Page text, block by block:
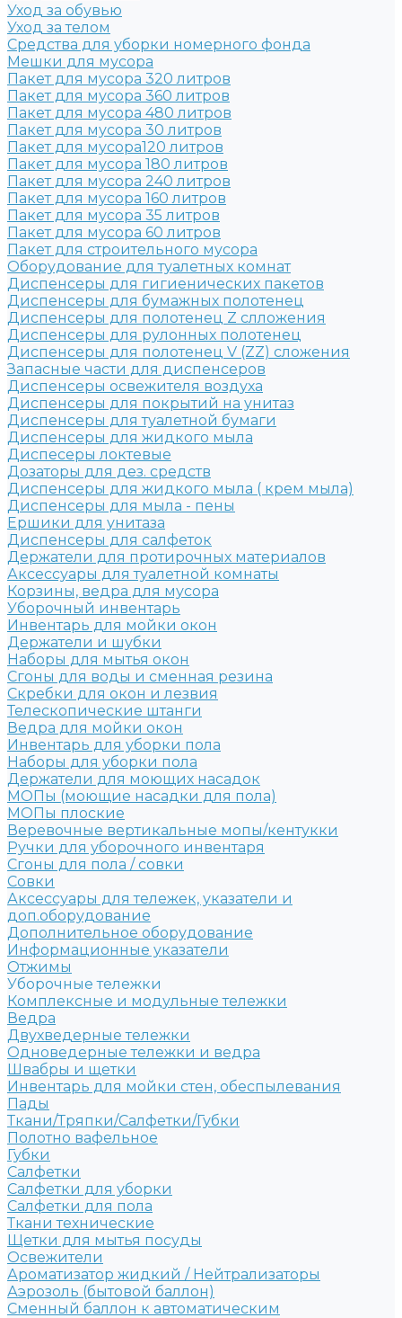
Уход за обувью
Уход за телом
Средства для уборки номерного фонда
Мешки для мусора
Пакет для мусора 320 литров
Пакет для мусора 360 литров
Пакет для мусора 480 литров
Пакет для мусора 30 литров
Пакет для мусора120 литров
Пакет для мусора 180 литров
Пакет для мусора 240 литров
Пакет для мусора 160 литров
Пакет для мусора 35 литров
Пакет для мусора 60 литров
Пакет для строительного мусора
Оборудование для туалетных комнат
Диспенсеры для гигиенических пакетов
Диспенсеры для бумажных полотенец
Диспенсеры для полотенец Z слложения
Диспенсеры для рулонных полотенец
Диспенсеры для полотенец V (ZZ) сложения
Запасные части для диспенсеров
Диспенсеры освежителя воздуха
Диспенсеры для покрытий на унитаз
Диспенсеры для туалетной бумаги
Диспенсеры для жидкого мыла
Диспесеры локтевые
Дозаторы для дез. средств
Диспенсеры для жидкого мыла ( крем мыла)
Диспенсеры для мыла - пены
Ершики для унитаза
Диспенсеры для салфеток
Держатели для протирочных материалов
Аксессуары для туалетной комнаты
Корзины, ведра для мусора
Уборочный инвентарь
Инвентарь для мойки окон
Держатели и шубки
Наборы для мытья окон
Сгоны для воды и сменная резина
Скребки для окон и лезвия
Телескопические штанги
Ведра для мойки окон
Инвентарь для уборки пола
Наборы для уборки пола
Держатели для моющих насадок
МОПы (моющие насадки для пола)
МОПы плоские
Веревочные вертикальные мопы/кентукки
Ручки для уборочного инвентаря
Сгоны для пола / совки
Совки
Аксессуары для тележек, указатели и
доп.оборудование
Дополнительное оборудование
Информационные указатели
Отжимы
Уборочные тележки
Комплексные и модульные тележки
Ведра
Двухведерные тележки
Одноведерные тележки и ведра
Швабры и щетки
Инвентарь для мойки стен, обеспылевания
Пады
Ткани/Тряпки/Салфетки/Губки
Полотно вафельное
Губки
Салфетки
Салфетки для уборки
Салфетки для пола
Ткани технические
Щетки для мытья посуды
Освежители
Ароматизатор жидкий / Нейтрализаторы
Аэрозоль (бытовой баллон)
Сменный баллон к автоматическим